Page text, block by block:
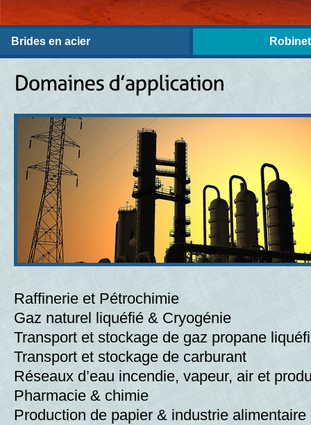
Brides en acier
Raffinerie et Pétrochimie
Gaz naturel liquéfié & Cryogénie
Transport et stockage de gaz propane
Transport et stockage de carburant
Réseaux d’eau incendie, vapeur, air et
Pharmacie & chimie
Production de papier & industrie alimentaire